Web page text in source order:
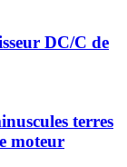
DC/C de
terres
moteur